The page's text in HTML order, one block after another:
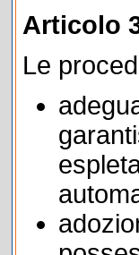
Articolo
Le